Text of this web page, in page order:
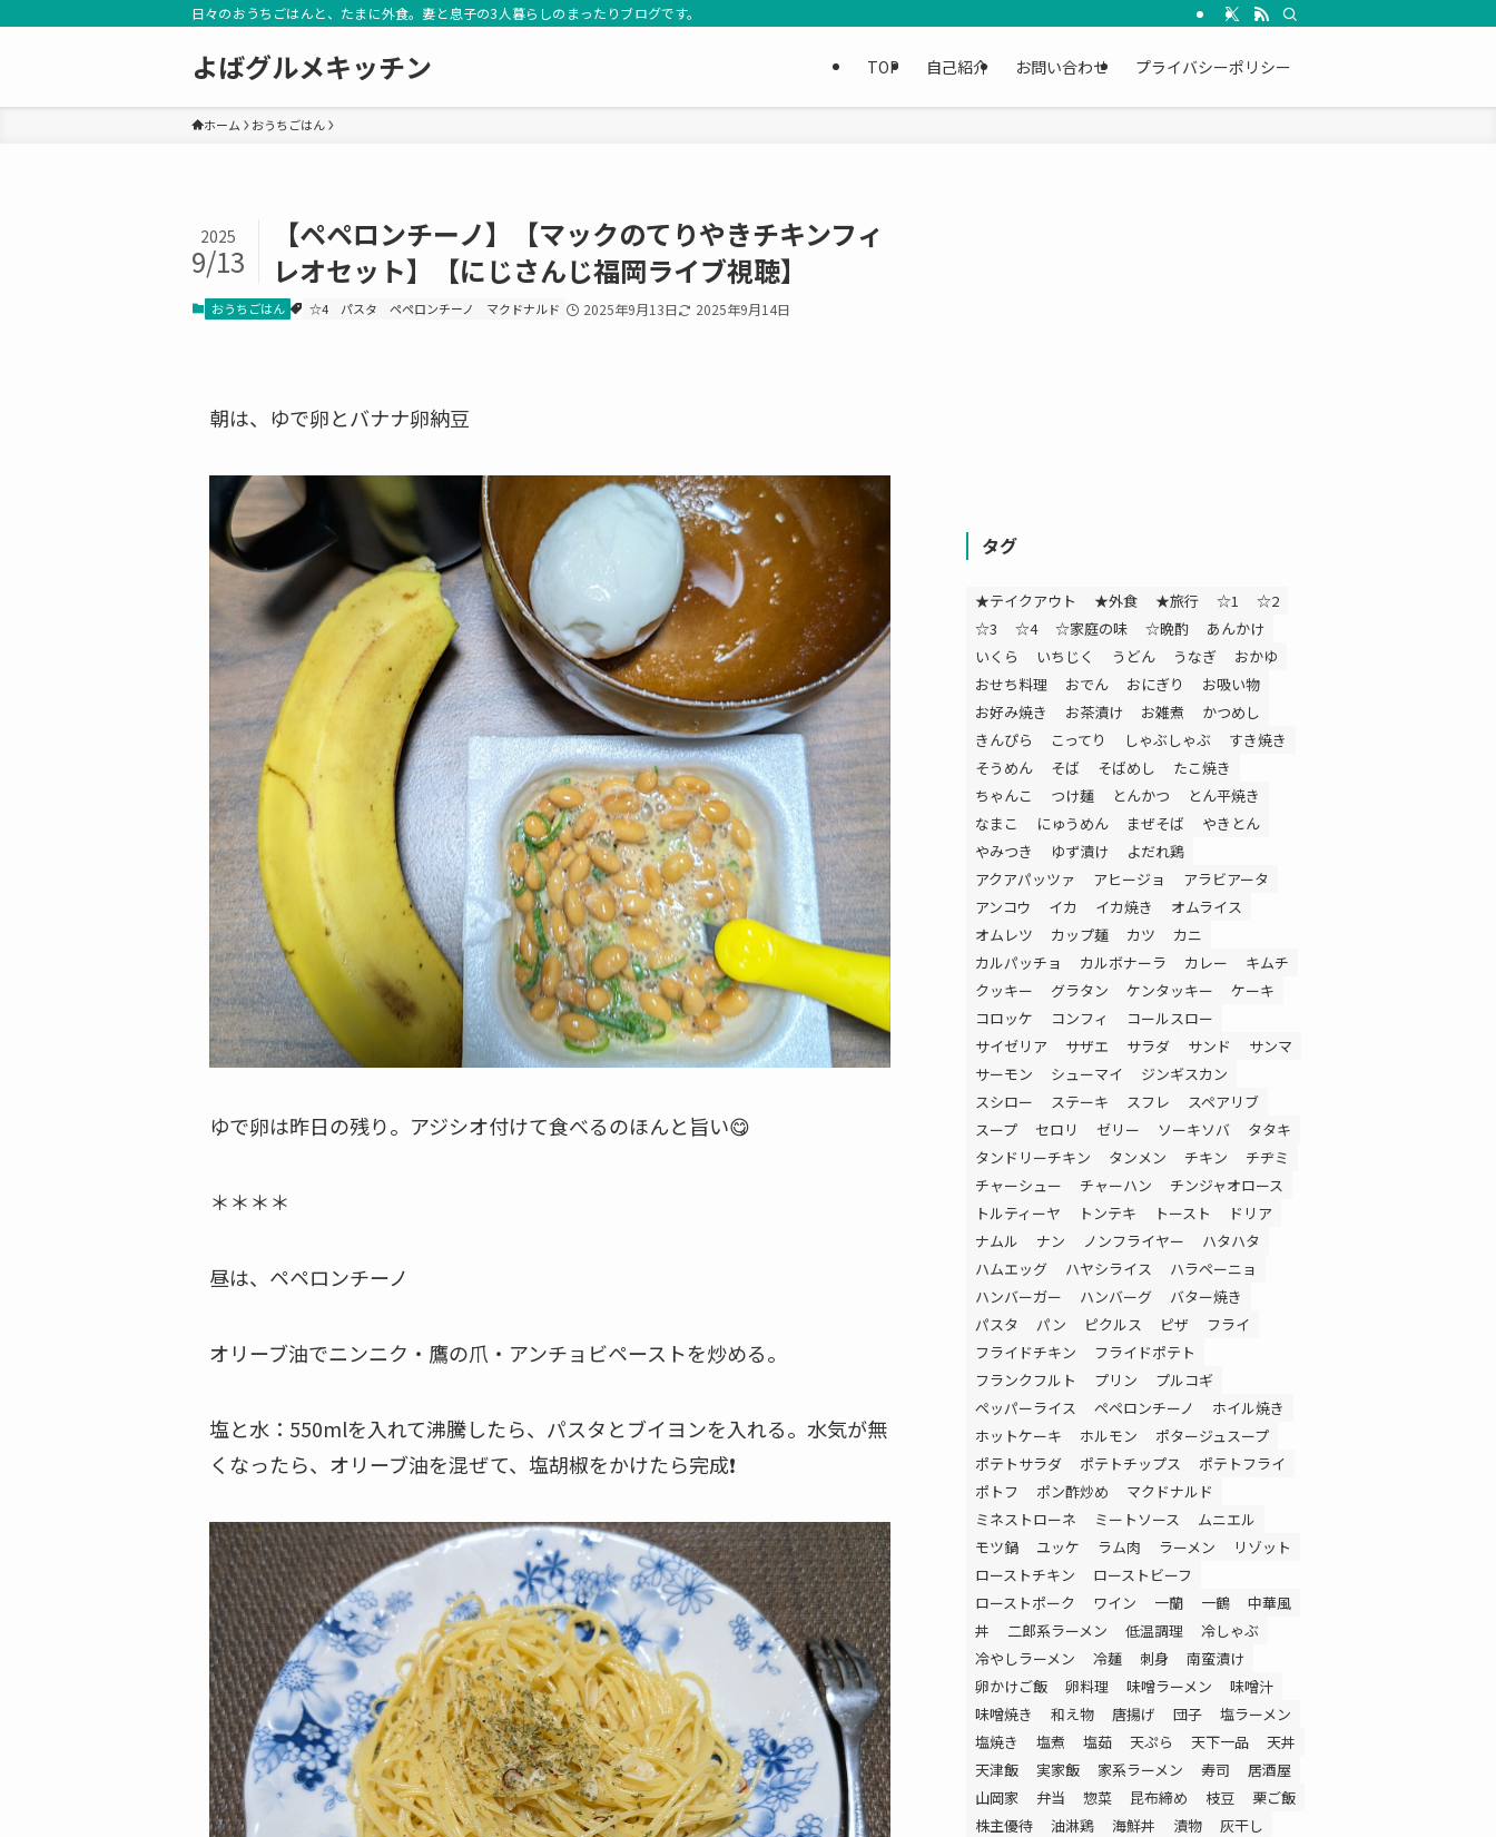
日々のおうちごはんと、たまに外食。妻と息子の3人暮らしのまったりブログです。
よばグルメキッチン TOP 自己紹介 お問い合わせ プライバシーポリシー
ホーム おうちごはん
【ペペロンチーノ】【マックのてりやきチキンフィ
レオセット】【にじさんじ福岡ライブ視聴】
2025
9/13
おうちごはん ☆4 パスタ ペペロンチーノ マクドナルド 2025年9月13日 2025年9月14日
朝は、ゆで卵とバナナ卵納豆
ゆで卵は昨日の残り。アジシオ付けて食べるのほんと旨い😋
＊＊＊＊
昼は、ペペロンチーノ
オリーブ油でニンニク・鷹の爪・アンチョビペーストを炒める。
塩と水：550mlを入れて沸騰したら、パスタとブイヨンを入れる。水気が無
くなったら、オリーブ油を混ぜて、塩胡椒をかけたら完成❗️
タグ
★テイクアウト ★外食 ★旅行 ☆1
☆2
☆3
☆4 ☆家庭の味 ☆晩酌
あんかけ
いくら
いちじく うどん うなぎ
おかゆ
おせち料理
おでん おにぎり
お吸い物
お好み焼き
お茶漬け お雑煮
かつめし
きんぴら
こってり しゃぶしゃぶ
すき焼き
そうめん
そば そばめし
たこ焼き
ちゃんこ
つけ麺 とんかつ
とん平焼き
なまこ
にゅうめん まぜそば
やきとん
やみつき
ゆず漬け
よだれ鶏
アクアパッツァ
アヒージョ
アラビアータ
アンコウ
イカ イカ焼き
オムライス
オムレツ
カップ麺 カツ
カニ
カルパッチョ
カルボナーラ カレー
キムチ
クッキー
グラタン ケンタッキー
ケーキ
コロッケ
コンフィ
コールスロー
サイゼリア
サザエ サラダ サンド
サンマ
サーモン
シューマイ
ジンギスカン
スシロー
ステーキ スフレ
スペアリブ
スープ
セロリ ゼリー ソーキソバ
タタキ
タンドリーチキン
タンメン チキン
チヂミ
チャーシュー
チャーハン
チンジャオロース
トルティーヤ
トンテキ トースト
ドリア
ナムル
ナン ノンフライヤー
ハタハタ
ハムエッグ
ハヤシライス
ハラペーニョ
ハンバーガー
ハンバーグ
バター焼き
パスタ
パン ピクルス ピザ
フライ
フライドチキン
フライドポテト
フランクフルト
プリン
プルコギ
ペッパーライス
ペペロンチーノ
ホイル焼き
ホットケーキ
ホルモン
ポタージュスープ
ポテトサラダ
ポテトチップス
ポテトフライ
ポトフ
ポン酢炒め
マクドナルド
ミネストローネ
ミートソース
ムニエル
モツ鍋
ユッケ ラム肉 ラーメン
リゾット
ローストチキン
ローストビーフ
ローストポーク
ワイン 一蘭 一鶴
中華風
丼
二郎系ラーメン 低温調理
冷しゃぶ
冷やしラーメン
冷麺 刺身
南蛮漬け
卵かけご飯
卵料理 味噌ラーメン
味噌汁
味噌焼き
和え物 唐揚げ 団子
塩ラーメン
塩焼き
塩煮 塩茹 天ぷら 天下一品
天丼
天津飯
実家飯 家系ラーメン 寿司
居酒屋
山岡家
弁当 惣菜 昆布締め 枝豆
栗ご飯
株主優待
油淋鶏 海鮮丼 漬物
灰干し